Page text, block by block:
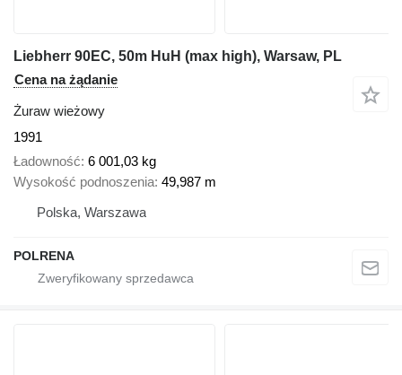
Liebherr 90EC, 50m HuH (max high), Warsaw, PL
Cena na żądanie
Żuraw wieżowy
1991
Ładowność 6 001,03 kg
Wysokość podnoszenia 49,987 m
Polska, Warszawa
POLRENA